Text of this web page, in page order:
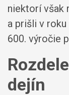
niektorí však
a prišli v
600. výročie
dejín